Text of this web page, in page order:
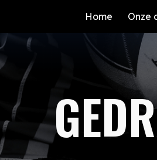
Skip to main content
Home Onze